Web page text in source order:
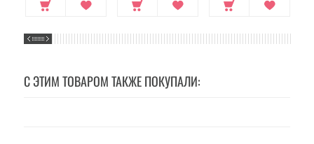
С ЭТИМ ТОВАРОМ ТАКЖЕ ПОКУПАЛИ: